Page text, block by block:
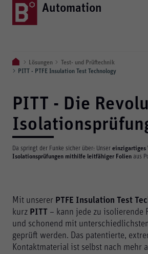
Automation
Lösungen
Test- und Prüftechnik
PITT - PTFE Insulation Test Technology
PITT - Die
Da springt der Funke sicher über: Unser einzigartiges
Isolationsprüfungen mithilfe leitfähiger Folien aus
Mit unserer PTFE Insulation Test
kurz PITT – kann jede zu isolierende
und schonend mit
geprüft werden. Das patentierte,
Kontaktmaterial ist selbst nach mehr